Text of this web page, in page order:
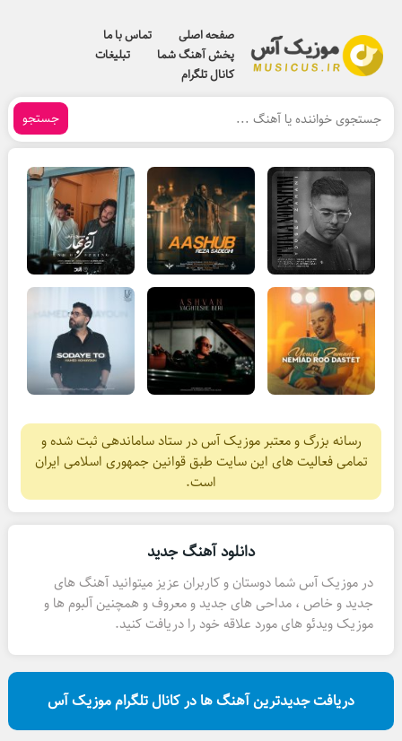
صفحه اصلی
تماس با ما
پخش آهنگ شما
تبلیغات
کانال تلگرام
جستجو
رسانه بزرگ و معتبر موزیک آس در ستاد ساماندهی ثبت شده و
تمامی فعالیت های این سایت طبق قوانین جمهوری اسلامی ایران
است.
دانلود آهنگ جدید
در موزیک آس شما دوستان و کاربران عزیز میتوانید آهنگ های
جدید و خاص ، مداحی های جدید و معروف و همچنین آلبوم ها و
موزیک ویدئو های مورد علاقه خود را دریافت کنید.
دریافت جدیدترین آهنگ ها در کانال تلگرام موزیک آس